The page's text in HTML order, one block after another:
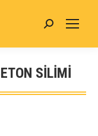
Search:
SILIMI